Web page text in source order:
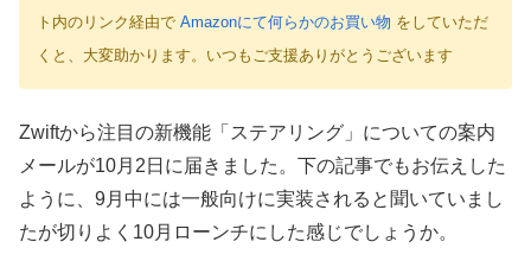
ト内のリンク経由で Amazonにて何らかのお買い物 をしていただ
くと、大変助かります。いつもご支援ありがとうございます
Zwiftから注目の新機能「ステアリング」についての案内
メールが10月2日に届きました。下の記事でもお伝えした
ように、9月中には一般向けに実装されると聞いていまし
たが切りよく10月ローンチにした感じでしょうか。